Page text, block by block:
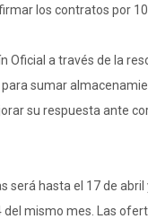
los contratos por
Oficial a través de la
sumar
su respuesta ante
será hasta el 17 de
mismo mes. Las